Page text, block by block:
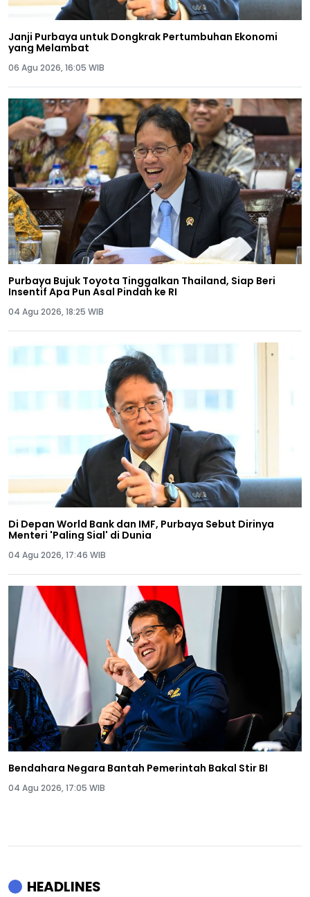
Janji Purbaya untuk Dongkrak Pertumbuhan Ekonomi
yang Melambat
06 Agu 2026, 16:05 WIB
Purbaya Bujuk Toyota Tinggalkan Thailand, Siap Beri
Insentif Apa Pun Asal Pindah ke RI
04 Agu 2026, 18:25 WIB
Di Depan World Bank dan IMF, Purbaya Sebut Dirinya
Menteri 'Paling Sial' di Dunia
04 Agu 2026, 17:46 WIB
Bendahara Negara Bantah Pemerintah Bakal Stir BI
04 Agu 2026, 17:05 WIB
HEADLINES